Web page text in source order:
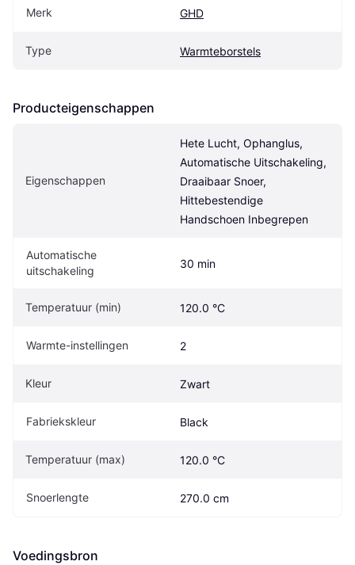
Merk GHD
Type Warmteborstels
Producteigenschappen
Eigenschappen
Hete Lucht, Ophanglus,
Automatische Uitschakeling,
Draaibaar Snoer,
Hittebestendige
Handschoen Inbegrepen
Automatische
uitschakeling
30 min
Temperatuur (min) 120.0 °C
Warmte-instellingen 2
Kleur Zwart
Fabriekskleur Black
Temperatuur (max) 120.0 °C
Snoerlengte 270.0 cm
Voedingsbron